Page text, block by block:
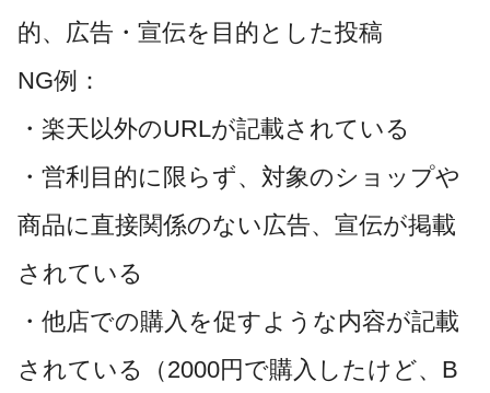
的、広告・宣伝を目的とした投稿
NG例：
・楽天以外のURLが記載されている
・営利目的に限らず、対象のショップや
商品に直接関係のない広告、宣伝が掲載
されている
・他店での購入を促すような内容が記載
されている（2000円で購入したけど、B